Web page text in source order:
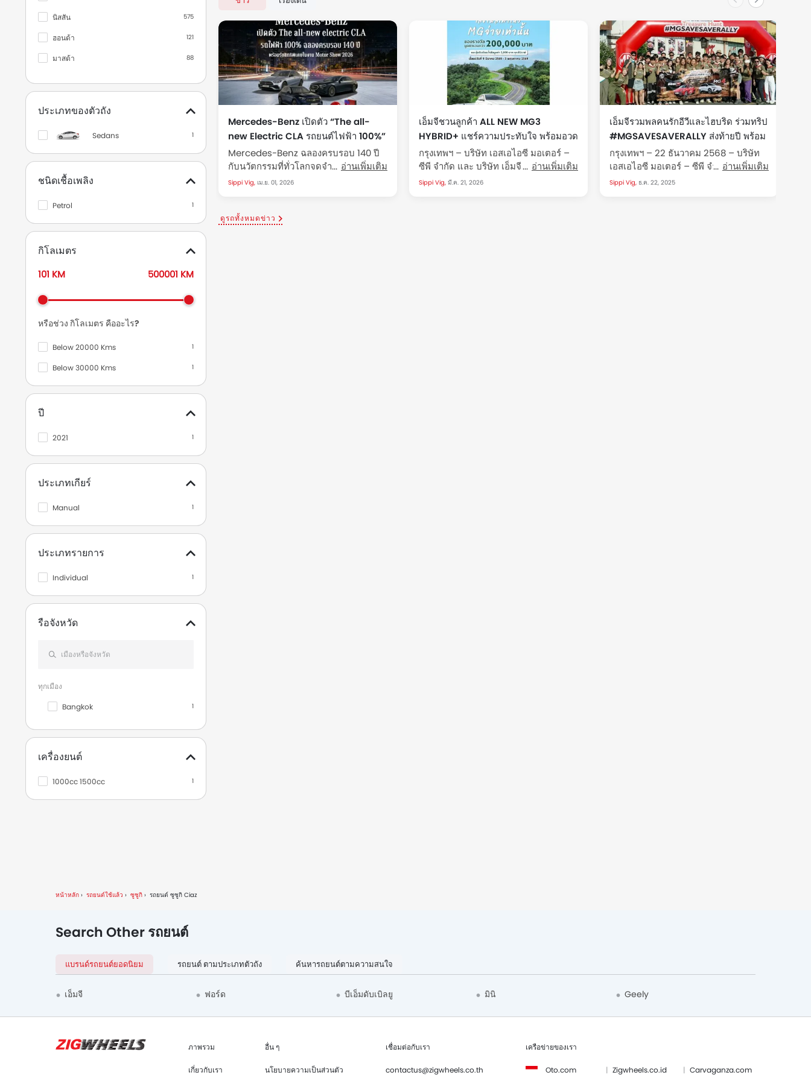
นิสสัน 575
ฮอนด้า 121
มาสด้า 88
Swift 2019 1
เบนท์ลีย์ 1
ฟอร์ด 1
เมอเซเดส-เบนซ์ 1
เอ็มจี 1
ประเภทของตัวถัง
Sedans 1
ชนิดเชื้อเพลิง
Petrol 1
กิโลเมตร
101 KM 500001 KM
หรือช่วง กิโลเมตร คืออะไร?
Below 20000 Kms 1
Below 30000 Kms 1
ปี
2021 1
ประเภทเกียร์
Manual 1
ประเภทรายการ
Individual 1
รือจังหวัด
ทุกเมือง
Bangkok
1
เครื่องยนต์
1000cc 1500cc 1
Mercedes-Benz เปิดตัว “The all-
new Electric CLA รถยนต์ไฟฟ้า 100%”
ฉลอง 140 ปีในงาน Motor Show 2026
Mercedes-Benz ฉลองครบรอบ 140 ปี
กับนวัตกรรมที่ทั่วโลกจดจำที่บูธ
Mercedes-Benz ในงาน Motor Show
อ่านเพิ่มเติม
Sippi Vig, เม.ย. 01, 2026
เอ็มจีชวนลูกค้า ALL NEW MG3
HYBRID+ แชร์ความประทับใจ พร้อมอวด
เลขไมล์ ลุ้นรางวัลมูลค่ารวม 200,000
บาท
กรุงเทพฯ – บริษัท เอสเอไอซี มอเตอร์ –
ซีพี จำกัด และ บริษัท เอ็มจี เซลส์
(ประเทศไทย) จำกัด ผู้ผลิตและผู้จำหน่าย
อ่านเพิ่มเติม
Sippi Vig, มี.ค. 21, 2026
เอ็มจีรวมพลคนรักอีวีและไฮบริด ร่วมทริป
#MGSAVESAVERALLY ส่งท้ายปี พร้อม
ประกาศลุยกิจกรรมลูกค้าต่อเนื่อง
กรุงเทพฯ – 22 ธันวาคม 2568 – บริษัท
เอสเอไอซี มอเตอร์ – ซีพี จำกัด และ
บริษัท เอ็มจี เซลส์ (ประเทศไทย) จำกัด ผู้
อ่านเพิ่มเติม
Sippi Vig, ธ.ค. 22, 2025
ดูรถทั้งหมดข่าว
หน้าหลัก รถยนต์ใช้แล้ว ซูซูกิ รถยนต์ ซูซูกิ Ciaz
Search Other รถยนต์
แบรนด์รถยนต์ยอดนิยม รถยนต์ ตามประเภทตัวถัง ค้นหารถยนต์ตามความสนใจ
เอ็มจี ฟอร์ด บีเอ็มดับเบิลยู มินิ Geely
ภาพรวม
เกี่ยวกับเรา
อื่น ๆ
นโยบายความเป็นส่วนตัว
เชื่อมต่อกับเรา
contactus@zigwheels.co.th
เครือข่ายของเรา
Oto.com Zigwheels.co.id Carvaganza.com